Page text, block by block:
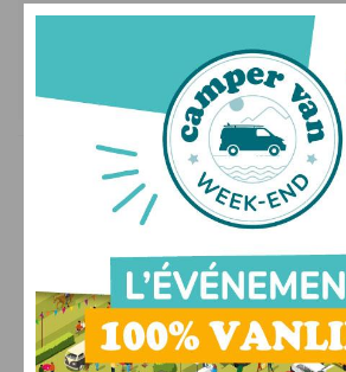
Les commentaires sont fermés.